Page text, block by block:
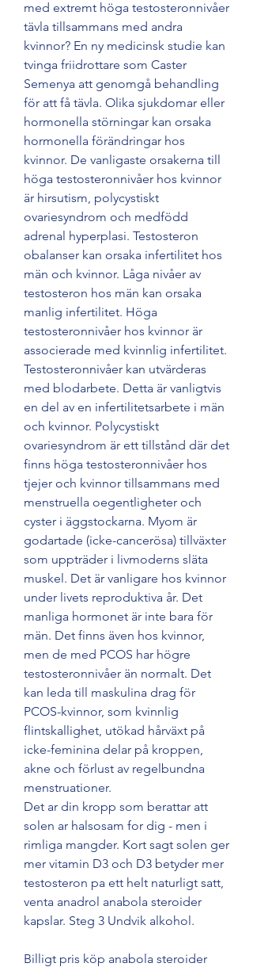
med extremt höga testosteronnivåer
tävla tillsammans med andra
kvinnor? En ny medicinsk studie kan
tvinga friidrottare som Caster
Semenya att genomgå behandling
för att få tävla. Olika sjukdomar eller
hormonella störningar kan orsaka
hormonella förändringar hos
kvinnor. De vanligaste orsakerna till
höga testosteronnivåer hos kvinnor
är hirsutism, polycystiskt
ovariesyndrom och medfödd
adrenal hyperplasi. Testosteron
obalanser kan orsaka infertilitet hos
män och kvinnor. Låga nivåer av
testosteron hos män kan orsaka
manlig infertilitet. Höga
testosteronnivåer hos kvinnor är
associerade med kvinnlig infertilitet.
Testosteronnivåer kan utvärderas
med blodarbete. Detta är vanligtvis
en del av en infertilitetsarbete i män
och kvinnor. Polycystiskt
ovariesyndrom är ett tillstånd där det
finns höga testosteronnivåer hos
tjejer och kvinnor tillsammans med
menstruella oegentligheter och
cyster i äggstockarna. Myom är
godartade (icke-cancerösa) tillväxter
som uppträder i livmoderns släta
muskel. Det är vanligare hos kvinnor
under livets reproduktiva år. Det
manliga hormonet är inte bara för
män. Det finns även hos kvinnor,
men de med PCOS har högre
testosteronnivåer än normalt. Det
kan leda till maskulina drag för
PCOS-kvinnor, som kvinnlig
flintskallighet, utökad hårväxt på
icke-feminina delar på kroppen,
akne och förlust av regelbundna
menstruationer.
Det ar din kropp som berattar att
solen ar halsosam for dig - men i
rimliga mangder. Kort sagt solen ger
mer vitamin D3 och D3 betyder mer
testosteron pa ett helt naturligt satt,
venta anadrol anabola steroider
kapslar. Steg 3 Undvik alkohol.
Billigt pris köp anabola steroider